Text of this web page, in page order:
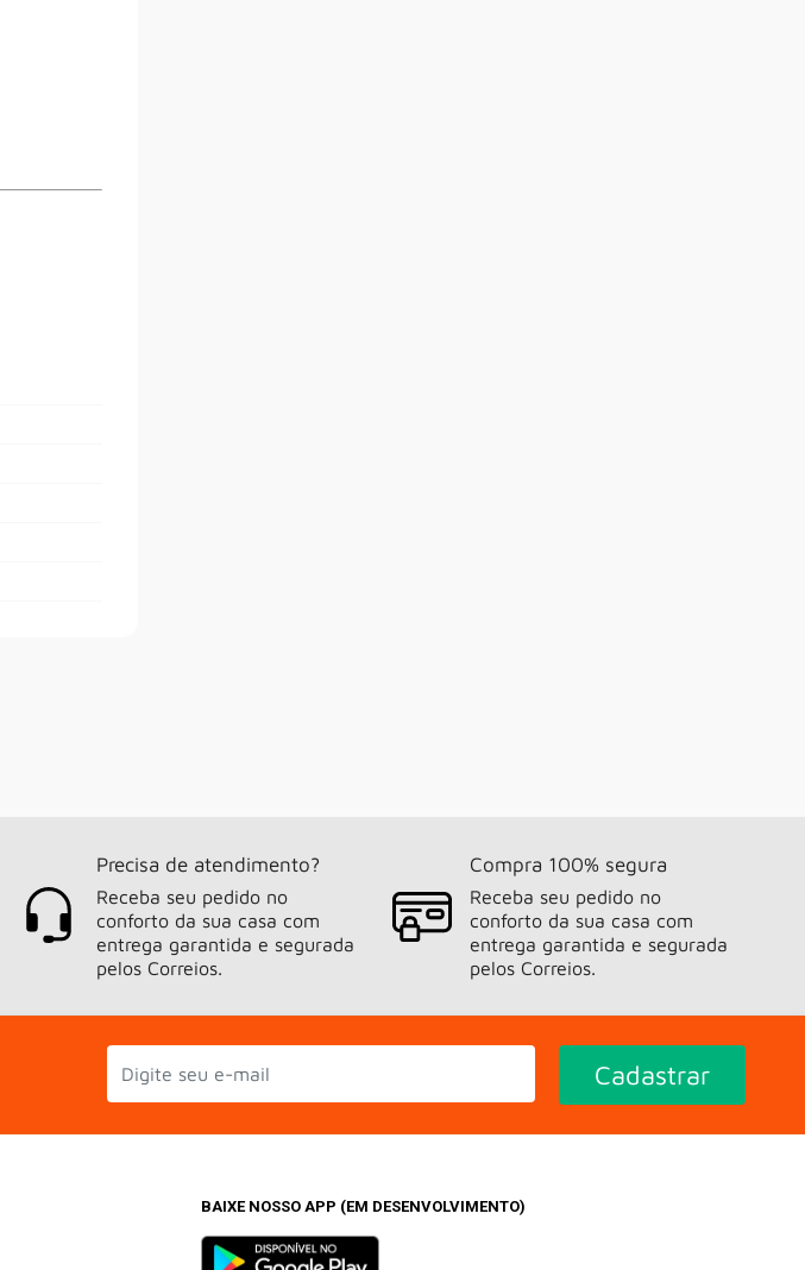
Precisa de atendimento?
Receba seu pedido no
conforto da sua casa com
entrega garantida e segurada
pelos Correios.
Compra 100% segura
Receba seu pedido no
conforto da sua casa com
entrega garantida e segurada
pelos Correios.
Cadastrar
BAIXE NOSSO APP (EM DESENVOLVIMENTO)